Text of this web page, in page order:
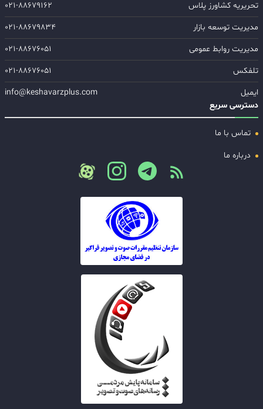
تحریریه کشاورز پلاس
۰۲۱-۸۸۶۷۹۱۶۲
مدیریت توسعه بازار
۰۲۱-۸۸۶۷۹۸۳۴
مدیریت روابط عمومی
۰۲۱-۸۸۶۷۶۰۵۱
تلفکس
۰۲۱-۸۸۶۷۶۰۵۱
ایمیل
info@keshavarzplus.com
دسترسی سریع
تماس با ما
درباره ما